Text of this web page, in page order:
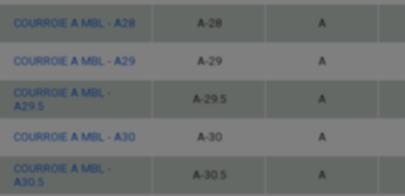
COURROIE A MBL - A28 A-28 A
COURROIE A MBL - A29 A-29 A
COURROIE A MBL -
A29.5
A-29.5 A
COURROIE A MBL - A30 A-30 A
COURROIE A MBL -
A30.5
A-30.5 A